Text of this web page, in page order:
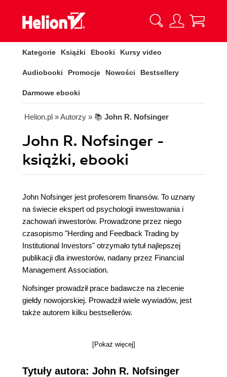
Kategorie Książki Ebooki Kursy video
Audiobooki Promocje Nowości Bestsellery
Darmowe ebooki
Helion.pl » Autorzy » 📚 John R. Nofsinger
John R. Nofsinger -
książki, ebooki
John Nofsinger jest profesorem finansów. To uznany
na świecie ekspert od psychologii inwestowania i
zachowań inwestorów. Prowadzone przez niego
czasopismo "Herding and Feedback Trading by
Institutional Investors" otrzymało tytuł najlepszej
publikacji dla inwestorów, nadany przez Financial
Management Association.
Nofsinger prowadził prace badawcze na zlecenie
giełdy nowojorskiej. Prowadził wiele wywiadów, jest
także autorem kilku bestsellerów.
[Pokaż więcej]
Tytuły autora: John R. Nofsinger